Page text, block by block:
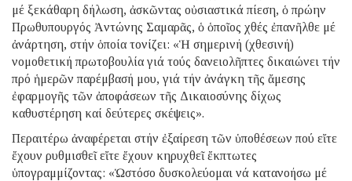
μέ ξεκάθαρη δήλωση, ἀσκῶντας οὐσιαστικά πίεση, ὁ πρώην
Πρωθυπουργός Ἀντώνης Σαμαρᾶς, ὁ ὁποῖος χθές ἐπανῆλθε μέ
ἀνάρτηση, στήν ὁποία τονίζει: «Ἡ σημερινή (χθεσινή)
νομοθετική πρωτοβουλία γιά τούς δανειολῆπτες δικαιώνει τήν
πρό ἡμερῶν παρέμβασή μου, γιά τήν ἀνάγκη τῆς ἄμεσης
ἐφαρμογῆς τῶν ἀποφάσεων τῆς Δικαιοσύνης δίχως
καθυστέρηση καί δεύτερες σκέψεις».
Περαιτέρω ἀναφέρεται στήν ἐξαίρεση τῶν ὑποθέσεων πού εἴτε
ἔχουν ρυθμισθεῖ εἴτε ἔχουν κηρυχθεῖ ἔκπτωτες
ὑπογραμμίζοντας: «Ὡστόσο δυσκολεύομαι νά κατανοήσω μέ